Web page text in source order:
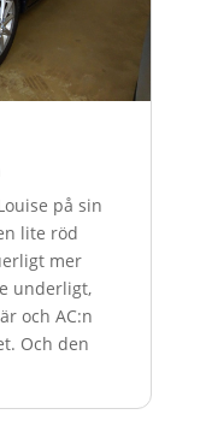
på sin
lite röd
mer
underligt,
och AC:n
Och den